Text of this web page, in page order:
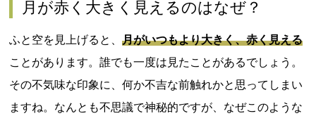
月が赤く大きく見えるのはなぜ？
ふと空を見上げると、月がいつもより大きく、赤く見える
ことがあります。誰でも一度は見たことがあるでしょう。
その不気味な印象に、何か不吉な前触れかと思ってしまい
ますね。なんとも不思議で神秘的ですが、なぜこのような